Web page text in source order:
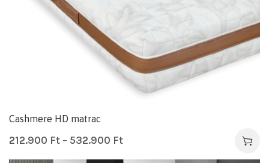
Cashmere HD matrac
212.900 Ft – 532.900 Ft